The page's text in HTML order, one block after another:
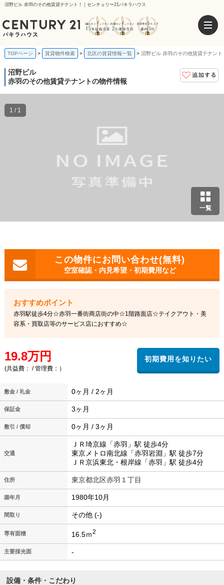
沼野ビル 赤羽のその他賃貸テナント！｜センチュリー21パキラハウス
TOPページ 賃貸物件検索 北区の賃貸情報一覧 沼野ビル 赤羽のその他賃貸テナント
沼野ビル
赤羽のその他賃貸テナントの物件情報
一覧
1 / 1
空室確認・内見希望・初期費用など
赤羽駅徒歩4分☆赤羽一番街商店街の中☆1階路面店☆テイクアウト・美
容系・買取店等のサービス店におすすめ☆
19.8万円
(共益費： / 管理費：）
敷金 / 礼金 0ヶ月 / 2ヶ月
保証金 3ヶ月
敷引 / 償却 0ヶ月 / 3ヶ月
交通
ＪＲ埼京線「赤羽」駅 徒歩4分
東京メトロ南北線「赤羽岩淵」駅 徒歩7分
ＪＲ京浜東北・根岸線「赤羽」駅 徒歩4分
住所 東京都北区赤羽１丁目
築年月 1980年10月
間取り その他 (-)
専有面積 16.5ｍ2
主要採光面 -
設備・条件・こだわり